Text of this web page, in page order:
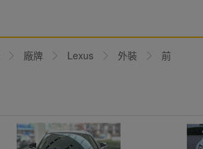
廠牌 Lexus 外裝 前